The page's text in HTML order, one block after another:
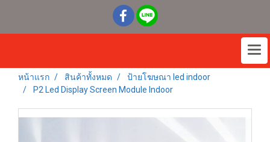
หน้าแรก สินค้าทั้งหมด
ป้ายโฆษณา led indoor
P2 Led Display Screen Module Indoor